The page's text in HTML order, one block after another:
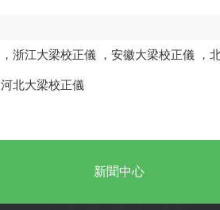
， 浙江大梁校正儀 ， 安徽大梁校正儀 ，
河北大梁校正儀
新聞中心